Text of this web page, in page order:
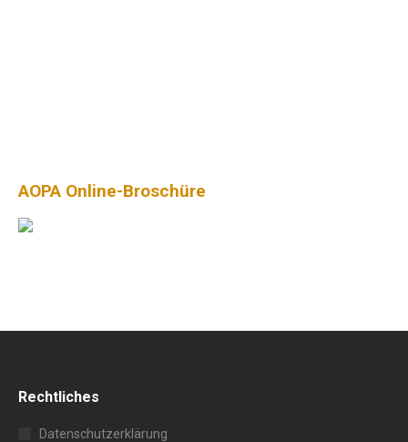
AOPA Online-Broschüre
Rechtliches
Datenschutzerklärung